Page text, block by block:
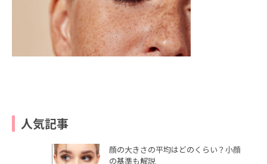
人気記事
顔の大きさの平均はどのくらい？小顔
の基準も解説